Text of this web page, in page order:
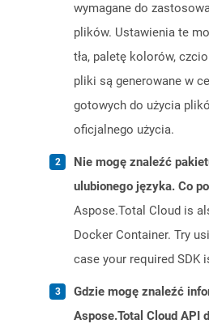
wymagane do
plików. Ustawienia te
tła, paletę kolorów,
pliki są generowane w
gotowych do użycia
oficjalnego użycia.
Nie mogę znaleźć
ulubionego języka. Co
Aspose.Total Cloud is
Docker Container. Try
case your required SDK
Gdzie mogę znaleźć
Aspose.Total Cloud API